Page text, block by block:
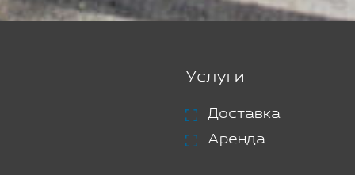
Услуги
Доставка
Аренда